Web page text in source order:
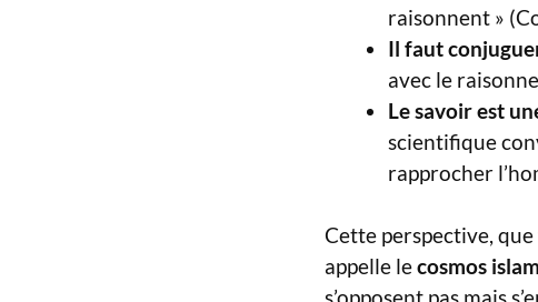
raisonnent »
Il faut
avec le
Le savoir est
scientifique
rapprocher
Cette perspective,
appelle lecosmos